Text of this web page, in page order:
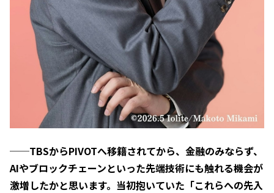
──TBSからPIVOTへ移籍されてから、金融のみならず、
AIやブロックチェーンといった先端技術にも触れる機会が
激増したかと思います。当初抱いていた「これらへの先入